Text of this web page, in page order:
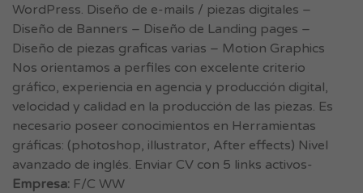
WordPress. Diseño de e-mails / piezas digitales –
Diseño de Banners – Diseño de Landing pages –
Diseño de piezas graficas varias – Motion Graphics
Nos orientamos a perfiles con excelente criterio
gráfico, experiencia en agencia y producción digital,
velocidad y calidad en la producción de las piezas. Es
necesario poseer conocimientos en Herramientas
gráficas: (photoshop, illustrator, After effects) Nivel
avanzado de inglés. Enviar CV con 5 links activos-
Empresa: F/C WW